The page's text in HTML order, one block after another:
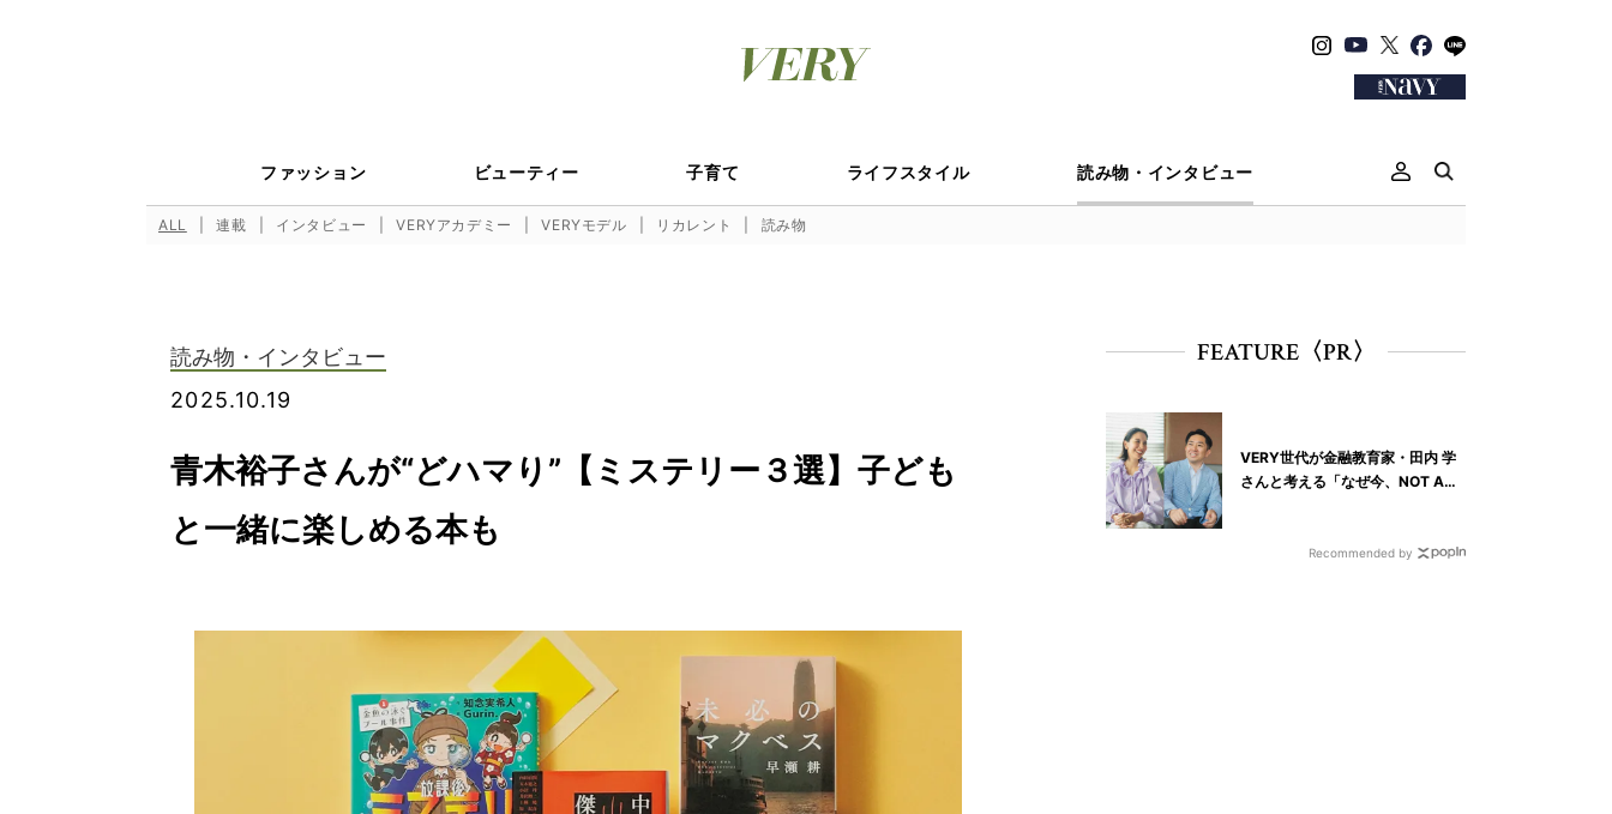
ファッション ビューティー 子育て ライフスタイル 読み物・インタビュー
ALL 連載 インタビュー VERYアカデミー VERYモデル リカレント 読み物
読み物・インタビュー
2025.10.19
青木裕子さんが“どハマり”【ミステリー３選】子ども
と一緒に楽しめる本も
FEATURE〈PR〉
VERY世代が金融教育家・田内 学
さんと考える「なぜ今、NOT A
Recommended by